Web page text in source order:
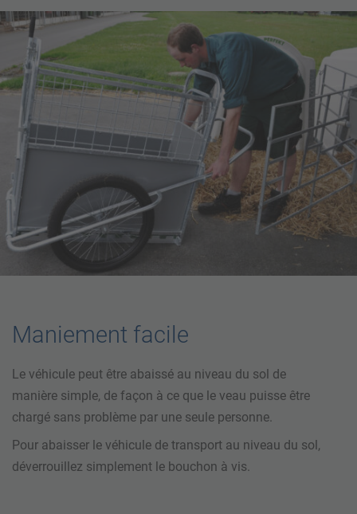
Maniement facile
Le véhicule peut être abaissé au niveau du sol de
manière simple, de façon à ce que le veau puisse être
chargé sans problème par une seule personne.
Pour abaisser le véhicule de transport au niveau du sol,
déverrouillez simplement le bouchon à vis.